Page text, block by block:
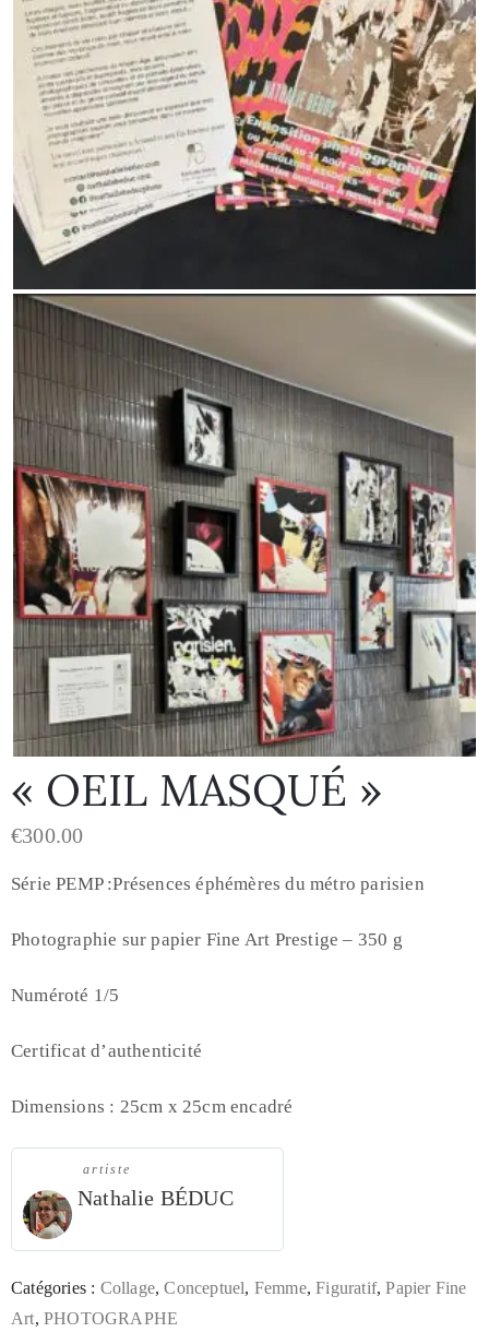
« OEIL MASQUÉ »
€300.00
Série PEMP :Présences éphémères du métro parisien
Photographie sur papier Fine Art Prestige – 350 g
Numéroté 1/5
Certificat d’authenticité
Dimensions : 25cm x 25cm encadré
artiste
Nathalie BÉDUC
Catégories : Collage,Conceptuel, Femme,Figuratif,Papier Fine
Art,PHOTOGRAPHE